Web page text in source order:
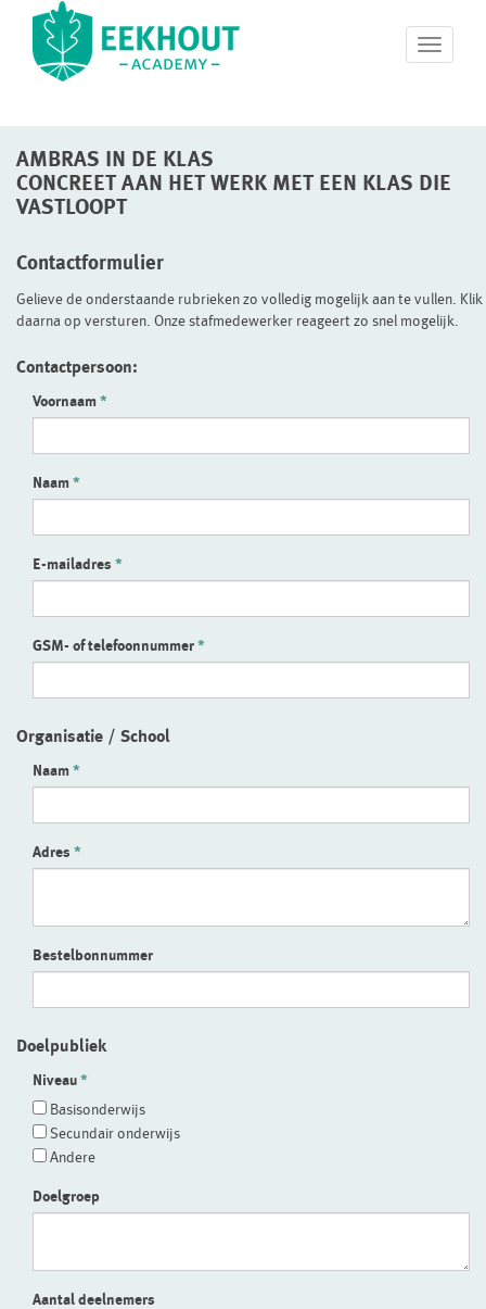
T
o
n
t
i
AMBRAS IN DE KLAS
CONCREET AAN HET WERK MET EEN KLAS DIE
VASTLOOPT
Contactformulier
Gelieve de onderstaande rubrieken zo volledig mogelijk aan te vullen. Klik
daarna op versturen. Onze stafmedewerker reageert zo snel mogelijk.
Contactpersoon:
Voornaam
Naam
E-mailadres
GSM- of telefoonnummer
Organisatie / School
Naam
Adres
Bestelbonnummer
Doelpubliek
Niveau
Basisonderwijs
Secundair onderwijs
Andere
Doelgroep
Aantal deelnemers